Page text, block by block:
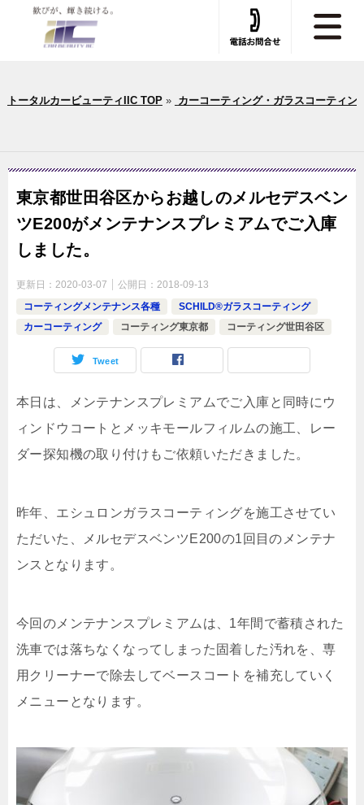
トータルカービューティIIC TOP» カーコーティング・ガラスコーティン
東京都世田谷区からお越しのメルセデスベン
ツE200がメンテナンスプレミアムでご入庫
しました。
更新日： 2020-03-07 公開日： 2018-09-13
コーティングメンテナンス各種
SCHILD®ガラスコーティング
カーコーティング
コーティング東京都 コーティング世田谷区
Tweet
本日は、メンテナンスプレミアムでご入庫と同時にウ
ィンドウコートとメッキモールフィルムの施工、レー
ダー探知機の取り付けもご依頼いただきました。
昨年、エシュロンガラスコーティングを施工させてい
ただいた、メルセデスベンツE200の1回目のメンテナ
ンスとなります。
今回のメンテナンスプレミアムは、1年間で蓄積された
洗車では落ちなくなってしまった固着した汚れを、専
用クリーナーで除去してベースコートを補充していく
メニューとなります。